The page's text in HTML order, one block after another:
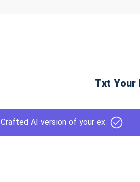
Crafted AI version of your ex